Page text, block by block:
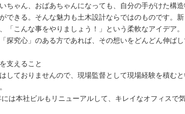
ちゃん、おばあちゃんになっても、自分の手がけた構造
できる。そんな魅力も土木設計ならではのものです。
「こんな事をやりましょう！」という柔軟なアイデア。
探究心」のある方であれば、その想いをどんどん伸ばし
支えること
しておりませんので、現場監督として現場経験を積む
は本社ビルもリニューアルして、キレイなオフィスで